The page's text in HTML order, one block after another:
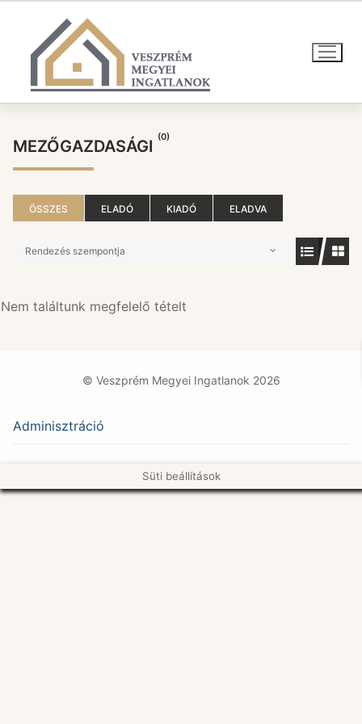
tartalomra
MEZŐGAZDASÁGI (0)
ÖSSZES ELADÓ KIADÓ ELADVA
Rendezés szempontja
Nem találtunk megfelelő tételt
© Veszprém Megyei Ingatlanok 2026
Adminisztráció
Süti beállítások